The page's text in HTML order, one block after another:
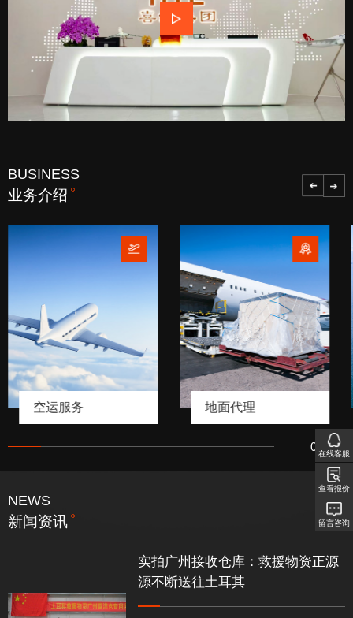
在线客服
查看报价
留言咨询
BUSINESS
业务介绍
空运服务 地面代理
01 /08
NEWS
新闻资讯
实拍广州接收仓库：救援物资正源
源不断送往土耳其